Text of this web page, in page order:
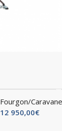
Fourgon/
12 950,00€